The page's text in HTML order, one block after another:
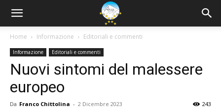
Home Informazione Editoriali e commenti
Informazione Editoriali e commenti
Nuovi sintomi del malessere
europeo
Da Franco Chittolina - 2 Dicembre 2023 243